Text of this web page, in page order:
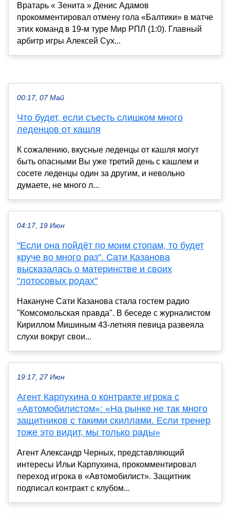
Вратарь « Зенита » Денис Адамов
прокомментировал отмену гола «Балтики» в матче
этих команд в 19-м туре Мир РПЛ (1:0). Главный
арбитр игры Алексей Сух...
00:17, 07 Май
Что будет, если съесть слишком много
леденцов от кашля
К сожалению, вкусные леденцы от кашля могут
быть опасными Вы уже третий день с кашлем и
сосете леденцы один за другим, и невольно
думаете, не много л...
04:17, 19 Июн
"Если она пойдёт по моим стопам, то будет
круче во много раз". Сати Казанова
высказалась о материнстве и своих
"лотосовых родах"
Накануне Сати Казанова стала гостем радио
"Комсомольская правда". В беседе с журналистом
Кириллом Мишиным 43-летняя певица развеяла
слухи вокруг свои...
19:17, 27 Июн
Агент Карпухина о контракте игрока с
«Автомобилистом»: «На рынке не так много
защитников с такими скиллами. Если тренер
тоже это видит, мы только рады»
Агент Александр Черных, представляющий
интересы Ильи Карпухина, прокомментировал
переход игрока в «Автомобилист». Защитник
подписал контракт с клубом...